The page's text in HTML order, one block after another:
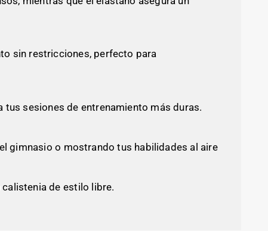
sin restricciones, perfecto para
sesiones de entrenamiento más duras.
gimnasio o mostrando tus habilidades al aire
de estilo libre.